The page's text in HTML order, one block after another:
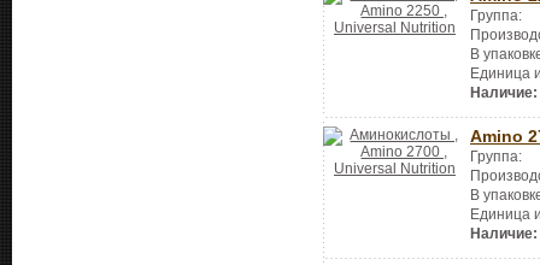
Группа:
В
Единица
Наличие:
Amino
Группа:
В
Единица
Наличие: